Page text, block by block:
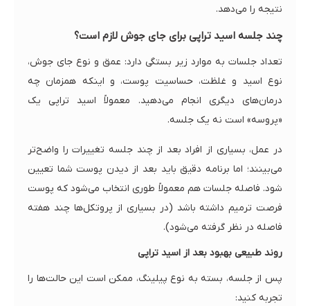
نتیجه را می‌دهد.
چند جلسه اسید تراپی برای جای جوش لازم است؟
تعداد جلسات به موارد زیر بستگی دارد: عمق و نوع جای جوش،
نوع اسید و غلظت، حساسیت پوست، و اینکه همزمان چه
درمان‌های دیگری انجام می‌دهید. معمولاً اسید تراپی یک
«پروسه» است نه یک جلسه.
در عمل، بسیاری از افراد بعد از چند جلسه تغییرات را واضح‌تر
می‌بینند؛ اما برنامه دقیق باید بعد از دیدن پوست شما تعیین
شود. فاصله جلسات هم معمولاً طوری انتخاب می‌شود که پوست
فرصت ترمیم داشته باشد (در بسیاری از پروتکل‌ها چند هفته
فاصله در نظر گرفته می‌شود).
روند طبیعی بهبود بعد از اسید تراپی
پس از جلسه، بسته به نوع پیلینگ، ممکن است این حالت‌ها را
تجربه کنید: